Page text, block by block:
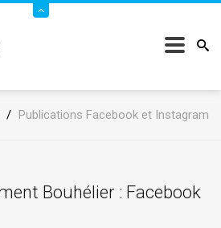
/ Publications Facebook et Instagram
Bouhélier : Facebook